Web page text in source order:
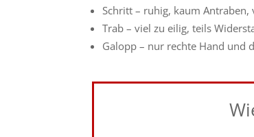
Schritt – ruhig, kaum
Trab – viel zu eilig, teils
Galopp – nur rechte Hand und